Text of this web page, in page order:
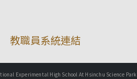
教職員系統連結
Experimental High School At Hsinchu Science Park